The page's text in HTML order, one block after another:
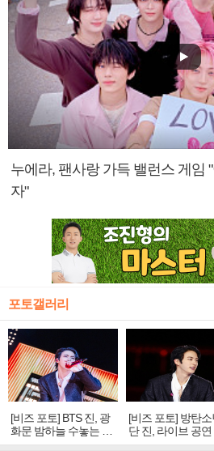
누에라, 팬사랑 가득 밸런스 게임
자"
포토갤러리
[비즈 포토] BTS 진, 광
화문 밤하늘 수놓는 '비
주얼 킹'의 열창
[비즈 포토] 방탄소
단 진, 라이브 공연
빛나는 독보적 아